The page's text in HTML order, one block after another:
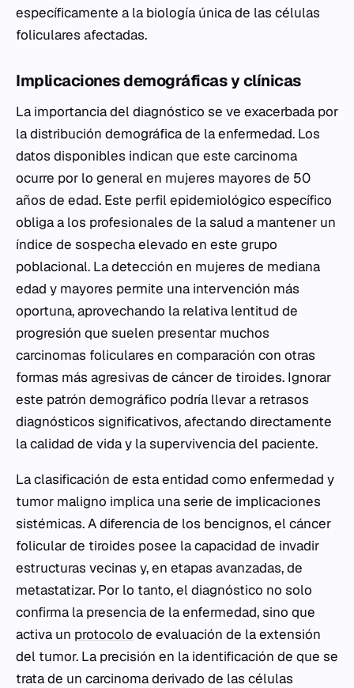
específicamente a la biología única de las células
foliculares afectadas.
Implicaciones demográficas y clínicas
La importancia del diagnóstico se ve exacerbada por
la distribución demográfica de la enfermedad. Los
datos disponibles indican que este carcinoma
ocurre por lo general en mujeres mayores de 50
años de edad. Este perfil epidemiológico específico
obliga a los profesionales de la salud a mantener un
índice de sospecha elevado en este grupo
poblacional. La detección en mujeres de mediana
edad y mayores permite una intervención más
oportuna, aprovechando la relativa lentitud de
progresión que suelen presentar muchos
carcinomas foliculares en comparación con otras
formas más agresivas de cáncer de tiroides. Ignorar
este patrón demográfico podría llevar a retrasos
diagnósticos significativos, afectando directamente
la calidad de vida y la supervivencia del paciente.
La clasificación de esta entidad como enfermedad y
tumor maligno implica una serie de implicaciones
sistémicas. A diferencia de los bencignos, el cáncer
folicular de tiroides posee la capacidad de invadir
estructuras vecinas y, en etapas avanzadas, de
metastatizar. Por lo tanto, el diagnóstico no solo
confirma la presencia de la enfermedad, sino que
activa un protocolo de evaluación de la extensión
del tumor. La precisión en la identificación de que se
trata de un carcinoma derivado de las células